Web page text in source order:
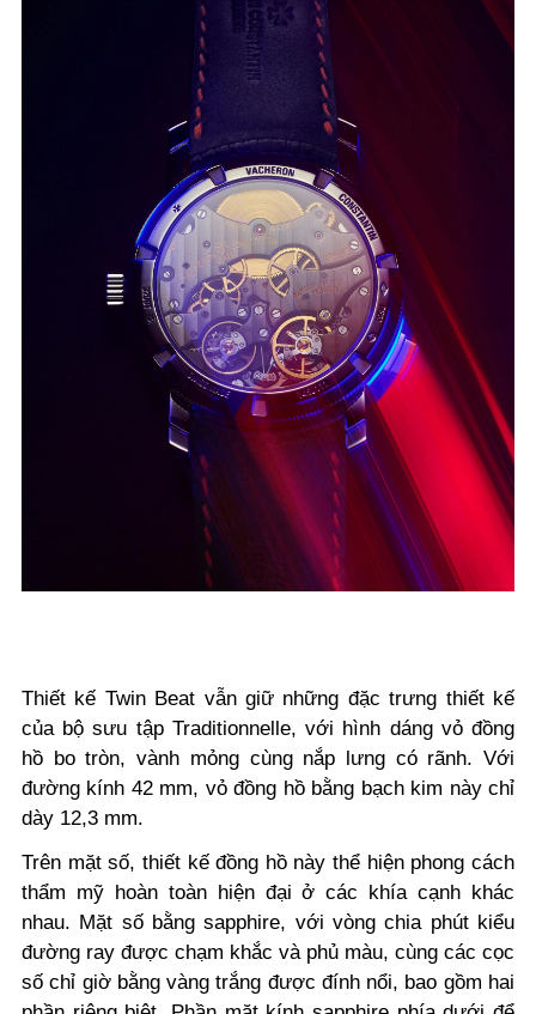
Thiết kế Twin Beat vẫn giữ những đặc trưng thiết kế
của bộ sưu tập Traditionnelle, với hình dáng vỏ đồng
hồ bo tròn, vành mỏng cùng nắp lưng có rãnh. Với
đường kính 42 mm, vỏ đồng hồ bằng bạch kim này chỉ
dày 12,3 mm.
Trên mặt số, thiết kế đồng hồ này thể hiện phong cách
thẩm mỹ hoàn toàn hiện đại ở các khía cạnh khác
nhau. Mặt số bằng sapphire, với vòng chia phút kiểu
đường ray được chạm khắc và phủ màu, cùng các cọc
số chỉ giờ bằng vàng trắng được đính nổi, bao gồm hai